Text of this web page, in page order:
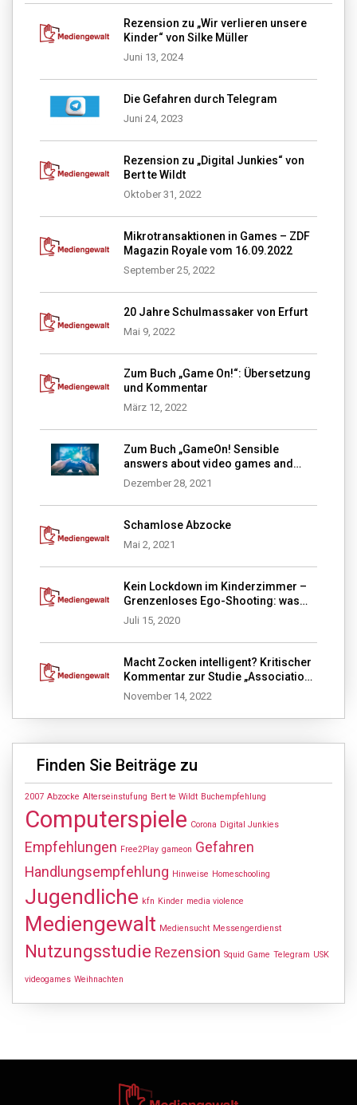
Rezension zu „Wir verlieren unsere
Kinder“ von Silke Müller
Juni 13, 2024
Die Gefahren durch Telegram
Juni 24, 2023
Rezension zu „Digital Junkies“ von
Bert te Wildt
Oktober 31, 2022
Mikrotransaktionen in Games – ZDF
Magazin Royale vom 16.09.2022
September 25, 2022
20 Jahre Schulmassaker von Erfurt
Mai 9, 2022
Zum Buch „Game On!“: Übersetzung
und Kommentar
März 12, 2022
Zum Buch „GameOn! Sensible
answers about video games and
media violence“
Dezember 28, 2021
Schamlose Abzocke
Mai 2, 2021
Kein Lockdown im Kinderzimmer –
Grenzenloses Ego-Shooting: was
tun?
Juli 15, 2020
Macht Zocken intelligent? Kritischer
Kommentar zur Studie „Association
of video gaming with cognitive
performance among children“
November 14, 2022
Finden Sie Beiträge zu
2007 Abzocke Alterseinstufung Bert te Wildt Buchempfehlung
Computerspiele Corona Digital Junkies
Empfehlungen Free2Play gameon Gefahren
Handlungsempfehlung Hinweise Homeschooling
Jugendliche kfn Kinder media violence
Mediengewalt Mediensucht Messengerdienst
Nutzungsstudie Rezension Squid Game Telegram USK
videogames Weihnachten